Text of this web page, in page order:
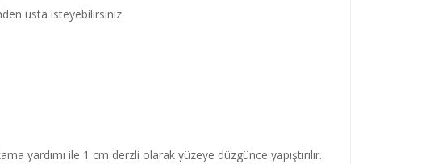
usta isteyebilirsiniz.
yardımı ile 1 cm derzli olarak yüzeye düzgünce yapıştırılır.